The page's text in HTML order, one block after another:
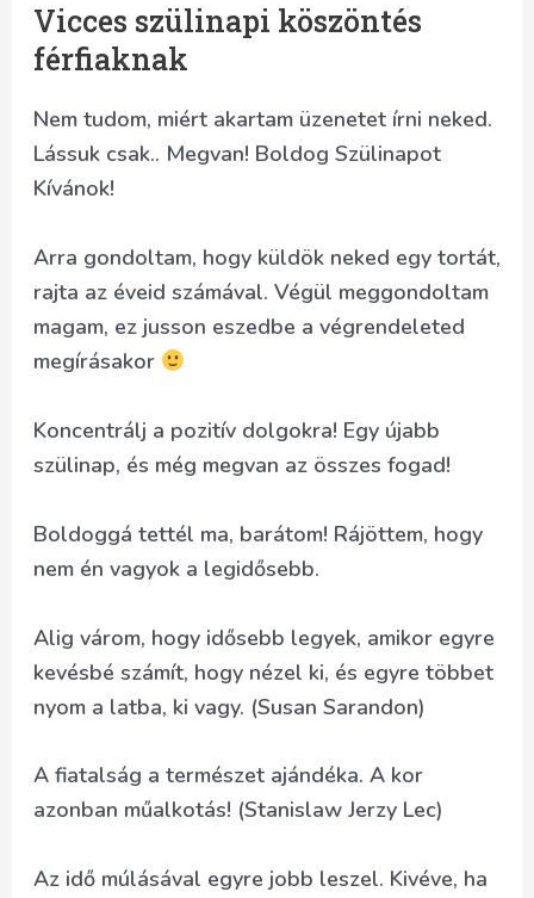
Vicces szülinapi köszöntés
férfiaknak
Nem tudom, miért akartam üzenetet írni neked.
Lássuk csak.. Megvan! Boldog Szülinapot
Kívánok!
Arra gondoltam, hogy küldök neked egy tortát,
rajta az éveid számával. Végül meggondoltam
magam, ez jusson eszedbe a végrendeleted
megírásakor
Koncentrálj a pozitív dolgokra! Egy újabb
szülinap, és még megvan az összes fogad!
Boldoggá tettél ma, barátom! Rájöttem, hogy
nem én vagyok a legidősebb.
Alig várom, hogy idősebb legyek, amikor egyre
kevésbé számít, hogy nézel ki, és egyre többet
nyom a latba, ki vagy. (Susan Sarandon)
A fiatalság a természet ajándéka. A kor
azonban műalkotás! (Stanislaw Jerzy Lec)
Az idő múlásával egyre jobb leszel. Kivéve, ha